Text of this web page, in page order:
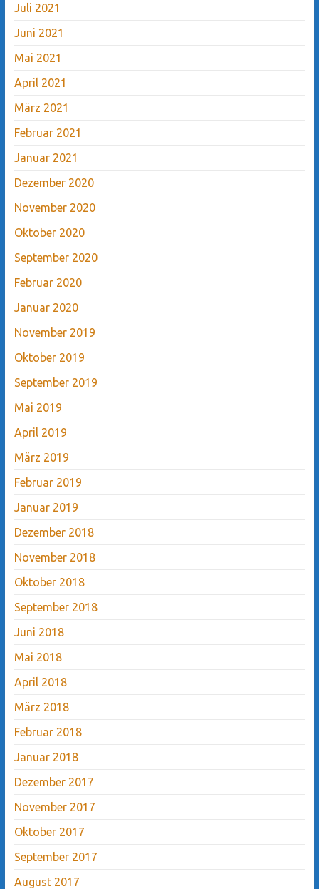
Juli 2021
Juni 2021
Mai 2021
April 2021
März 2021
Februar 2021
Januar 2021
Dezember 2020
November 2020
Oktober 2020
September 2020
Februar 2020
Januar 2020
November 2019
Oktober 2019
September 2019
Mai 2019
April 2019
März 2019
Februar 2019
Januar 2019
Dezember 2018
November 2018
Oktober 2018
September 2018
Juni 2018
Mai 2018
April 2018
März 2018
Februar 2018
Januar 2018
Dezember 2017
November 2017
Oktober 2017
September 2017
August 2017